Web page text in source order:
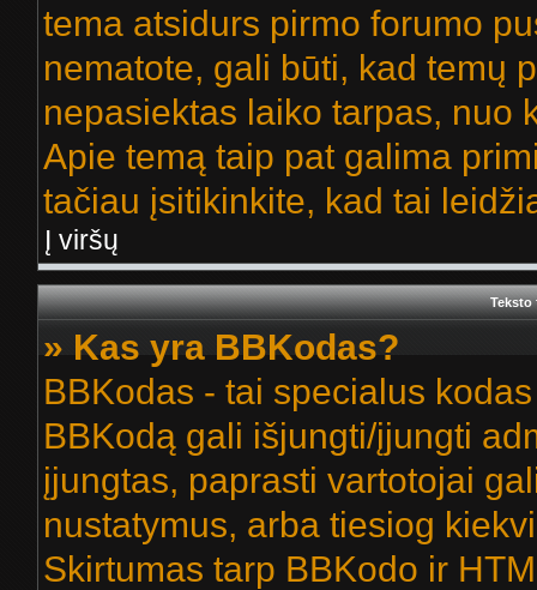
tema atsidurs pirmo forumo
nematote, gali būti, kad temų
nepasiektas laiko tarpas, nuo
Apie temą taip pat galima
tačiau įsitikinkite, kad tai
Į viršų
Teksto
» Kas yra BBKodas?
BBKodas - tai specialus
BBKodą gali išjungti/įjungti
įjungtas, paprasti vartotojai
nustatymus, arba tiesiog
Skirtumas tarp BBKodo ir